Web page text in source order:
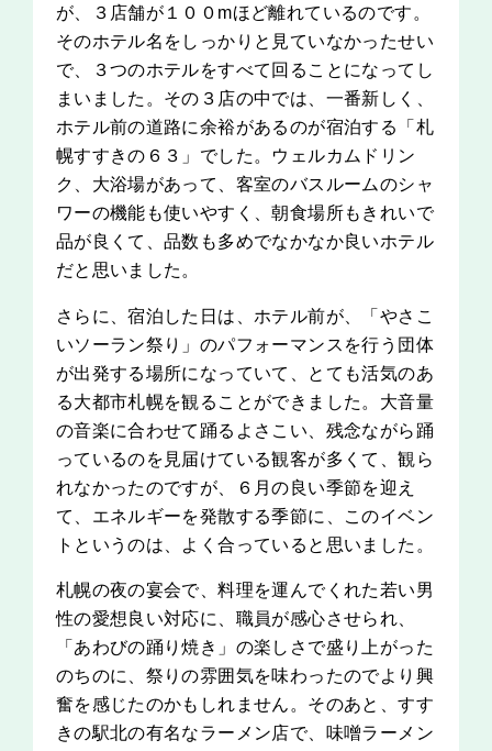
が、３店舗が１００mほど離れているのです。
そのホテル名をしっかりと見ていなかったせい
で、３つのホテルをすべて回ることになってし
まいました。その３店の中では、一番新しく、
ホテル前の道路に余裕があるのが宿泊する「札
幌すすきの６３」でした。ウェルカムドリン
ク、大浴場があって、客室のバスルームのシャ
ワーの機能も使いやすく、朝食場所もきれいで
品が良くて、品数も多めでなかなか良いホテル
だと思いました。
さらに、宿泊した日は、ホテル前が、「やさこ
いソーラン祭り」のパフォーマンスを行う団体
が出発する場所になっていて、とても活気のあ
る大都市札幌を観ることができました。大音量
の音楽に合わせて踊るよさこい、残念ながら踊
っているのを見届けている観客が多くて、観ら
れなかったのですが、６月の良い季節を迎え
て、エネルギーを発散する季節に、このイベン
トというのは、よく合っていると思いました。
札幌の夜の宴会で、料理を運んでくれた若い男
性の愛想良い対応に、職員が感心させられ、
「あわびの踊り焼き」の楽しさで盛り上がった
のちのに、祭りの雰囲気を味わったのでより興
奮を感じたのかもしれません。そのあと、すす
きの駅北の有名なラーメン店で、味噌ラーメン